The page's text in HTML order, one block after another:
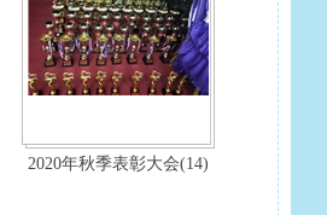
2020年秋季表彰大会(14)